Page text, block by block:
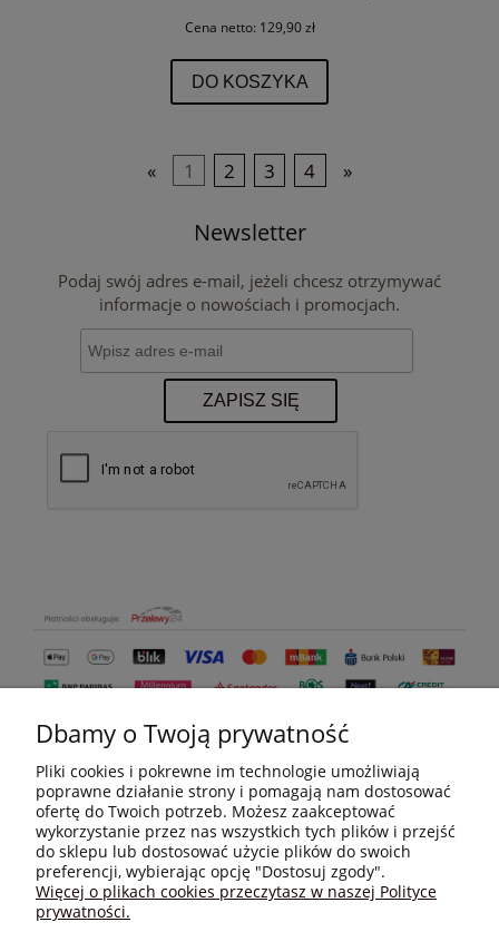
Cena netto: 129,90 zł
DO KOSZYKA
« 1 2 3 4 »
Newsletter
Podaj swój adres e-mail, jeżeli chcesz otrzymywać
informacje o nowościach i promocjach.
ZAPISZ SIĘ
MOJE KONTO
Dbamy o Twoją prywatność
Pliki cookies i pokrewne im technologie umożliwiają
poprawne działanie strony i pomagają nam dostosować
ofertę do Twoich potrzeb. Możesz zaakceptować
wykorzystanie przez nas wszystkich tych plików i przejść
do sklepu lub dostosować użycie plików do swoich
preferencji, wybierając opcję "Dostosuj zgody".
Więcej o plikach cookies przeczytasz w naszej Polityce
prywatności.